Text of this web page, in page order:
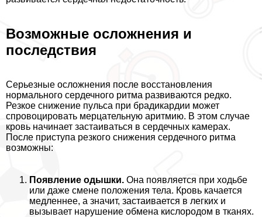
Возможные осложнения и
последствия
Серьезные осложнения после восстановления
нормального сердечного ритма развиваются редко.
Резкое снижение пульса при брадикардии может
спровоцировать мерцательную аритмию. В этом случае
кровь начинает застаиваться в сердечных камерах.
После приступа резкого снижения сердечного ритма
возможны:
Появление одышки. Она появляется при ходьбе
или даже смене положения тела. Кровь качается
медленнее, а значит, застаивается в легких и
вызывает нарушение обмена кислородом в тканях.